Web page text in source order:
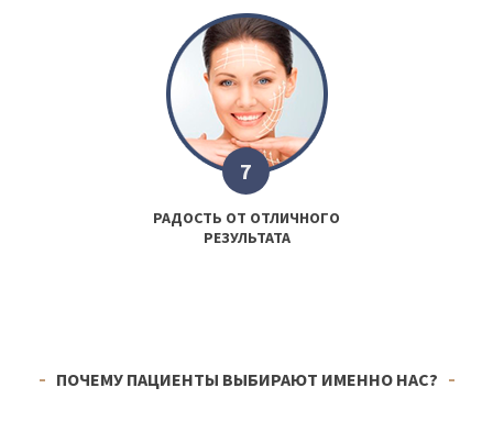
7
РАДОСТЬ ОТ ОТЛИЧНОГО
РЕЗУЛЬТАТА
ПОЧЕМУ ПАЦИЕНТЫ ВЫБИРАЮТ ИМЕННО НАС?